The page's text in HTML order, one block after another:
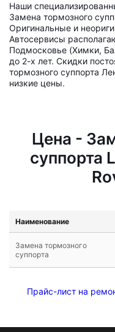
Наши
Замена тормозного
Оригинальные и
Автосервисы
Подмосковье (Химки,
до 2-х лет. Скидки
тормозного суппорта
низкие цены.
Цена -
суппорта
Наименование
Замена тормозного
суппорта
Прайс-лист на